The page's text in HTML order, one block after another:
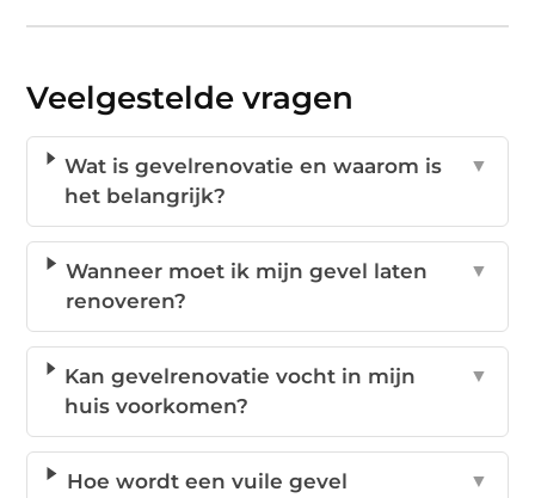
Veelgestelde vragen
Wat is gevelrenovatie en waarom is
het belangrijk?
▼
Wanneer moet ik mijn gevel laten
renoveren?
▼
Kan gevelrenovatie vocht in mijn
huis voorkomen?
▼
Hoe wordt een vuile gevel ▼